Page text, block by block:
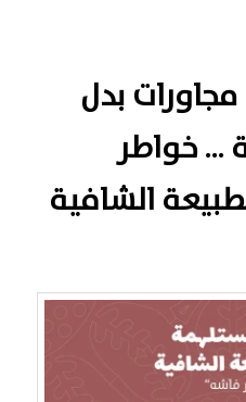
رقم 141: مجاورات بدل
… خواطر
الشافية